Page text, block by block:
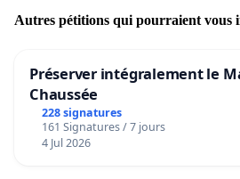
Autres pétitions qui pourraient vous
Préserver intégralement le
Chaussée
228 signatures
161 Signatures / 7 jours
4 Jul 2026